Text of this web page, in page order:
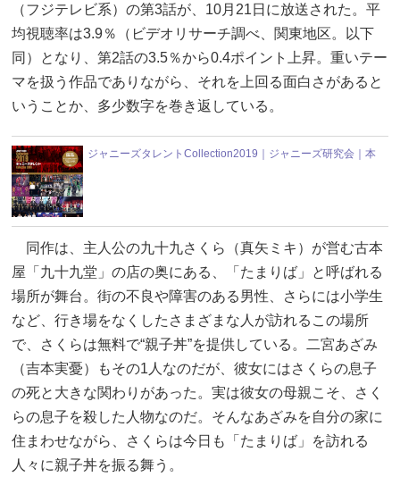
（フジテレビ系）の第3話が、10月21日に放送された。平
均視聴率は3.9％（ビデオリサーチ調べ、関東地区。以下
同）となり、第2話の3.5％から0.4ポイント上昇。重いテー
マを扱う作品でありながら、それを上回る面白さがあると
いうことか、多少数字を巻き返している。
ジャニーズタレントCollection2019｜ジャニーズ研究会｜本
同作は、主人公の九十九さくら（真矢ミキ）が営む古本
屋「九十九堂」の店の奥にある、「たまりば」と呼ばれる
場所が舞台。街の不良や障害のある男性、さらには小学生
など、行き場をなくしたさまざまな人が訪れるこの場所
で、さくらは無料で“親子丼”を提供している。二宮あざみ
（吉本実憂）もその1人なのだが、彼女にはさくらの息子
の死と大きな関わりがあった。実は彼女の母親こそ、さく
らの息子を殺した人物なのだ。そんなあざみを自分の家に
住まわせながら、さくらは今日も「たまりば」を訪れる
人々に親子丼を振る舞う。